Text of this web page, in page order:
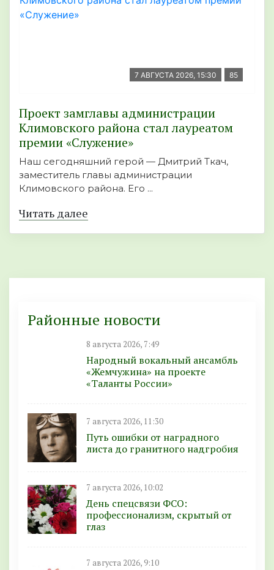
7 АВГУСТА 2026, 15:30 85
Проект замглавы администрации
Климовского района стал лауреатом
премии «Служение»
Наш сегодняшний герой — Дмитрий Ткач,
заместитель главы администрации
Климовского района. Его ...
Читать далее
Районные новости
8 августа 2026, 7:49
Народный вокальный ансамбль
«Жемчужина» на проекте
«Таланты России»
7 августа 2026, 11:30
Путь ошибки от наградного
листа до гранитного надгробия
7 августа 2026, 10:02
День спецсвязи ФСО:
профессионализм, скрытый от
глаз
7 августа 2026, 9:10